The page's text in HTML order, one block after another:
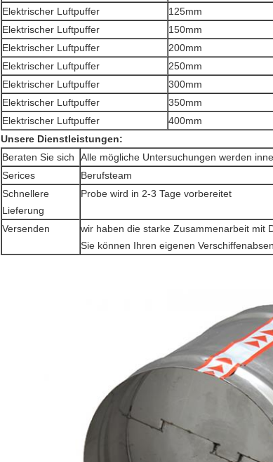
Elektrischer Luftpuffer
125mm
Elektrischer Luftpuffer
150mm
Elektrischer Luftpuffer
200mm
Elektrischer Luftpuffer
250mm
Elektrischer Luftpuffer
300mm
Elektrischer Luftpuffer
350mm
Elektrischer Luftpuffer
400mm
Unsere Dienstleistungen:
Beraten Sie sich
Alle mögliche Untersuchungen werden
Serices
Berufsteam
Schnellere
Lieferung
Probe wird in 2-3 Tage vorbereitet
Versenden
wir haben die starke Zusammenarbeit mit
Sie können Ihren eigenen